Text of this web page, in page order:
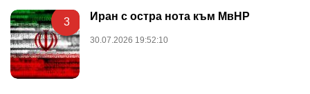
3 Иран с остра нота към МвНР
30.07.2026 19:52:10